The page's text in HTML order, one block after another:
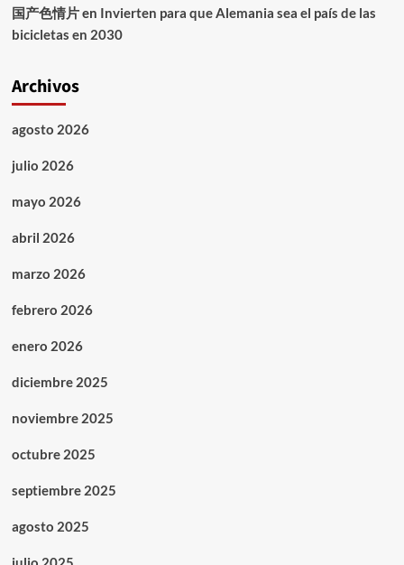
国产色情片en Invierten para que Alemania sea el país de las
bicicletas en 2030
Archivos
agosto 2026
julio 2026
mayo 2026
abril 2026
marzo 2026
febrero 2026
enero 2026
diciembre 2025
noviembre 2025
octubre 2025
septiembre 2025
agosto 2025